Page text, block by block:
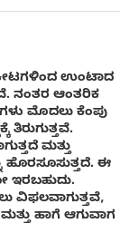
ಉಂಟಾದ
ನಂತರ ಆಂತರಿಕ
ಮೊದಲು ಕೆಂಪು
ತಿರುಗುತ್ತವೆ.
ಮತ್ತು
ಈ
ಇರಬಹುದು.
ವಿಫಲವಾಗುತ್ತವೆ,
ಹಾಗೆ ಆಗುವಾಗ